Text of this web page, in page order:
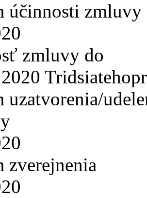
účinnosti zmluvy
zmluvy do
uzatvorenia/
zverejnenia